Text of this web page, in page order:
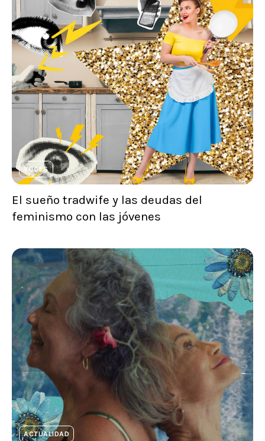
VOCES
El sueño tradwife y las deudas del
feminismo con las jóvenes
ACTUALIDAD